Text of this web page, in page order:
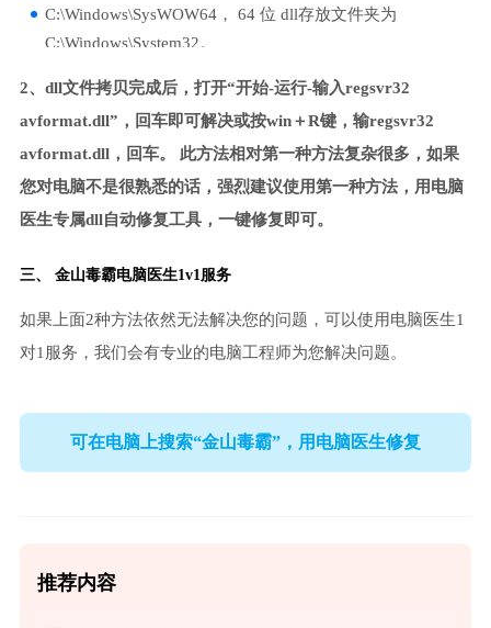
C:\Windows\SysWOW64， 64 位 dll存放文件夹为
C:\Windows\System32。
2、dll文件拷贝完成后，打开“开始-运行-输入regsvr32
avformat.dll”，回车即可解决或按win＋R键，输regsvr32
avformat.dll，回车。 此方法相对第一种方法复杂很多，如果
您对电脑不是很熟悉的话，强烈建议使用第一种方法，用电脑
医生专属dll自动修复工具，一键修复即可。
三、 金山毒霸电脑医生1v1服务
如果上面2种方法依然无法解决您的问题，可以使用电脑医生1
对1服务，我们会有专业的电脑工程师为您解决问题。
可在电脑上搜索“金山毒霸”，用电脑医生修复
推荐内容